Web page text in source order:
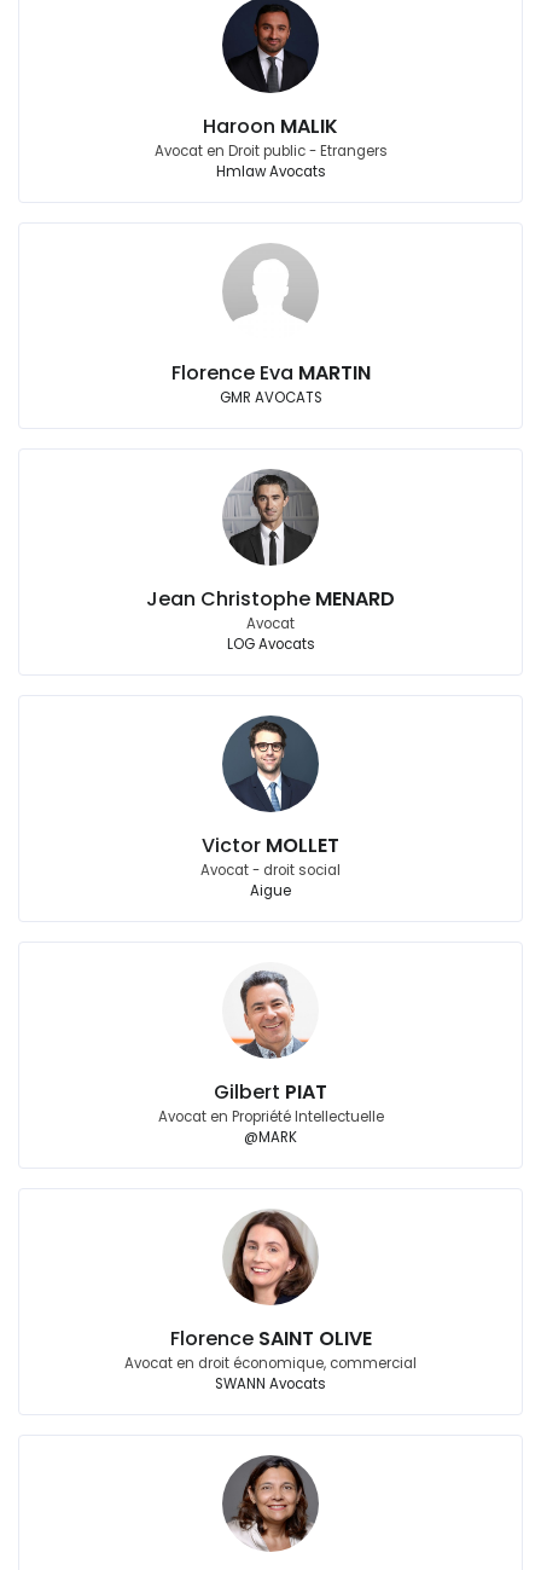
Haroon MALIK
Avocat en Droit public - Etrangers
Hmlaw Avocats
Florence Eva MARTIN
GMR AVOCATS
Jean Christophe MENARD
Avocat
LOG Avocats
Victor MOLLET
Avocat - droit social
Aigue
Gilbert PIAT
Avocat en Propriété Intellectuelle
@MARK
Florence SAINT OLIVE
Avocat en droit économique, commercial
SWANN Avocats